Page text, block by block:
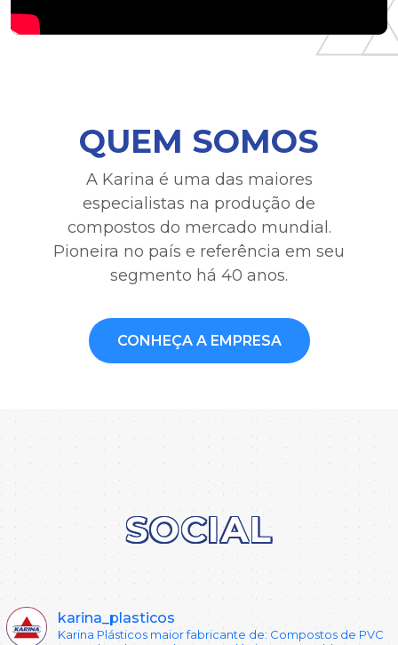
QUEM SOMOS
A Karina é uma das maiores
especialistas na produção de
compostos do mercado mundial.
Pioneira no país e referência em seu
segmento há 40 anos.
CONHEÇA A EMPRESA
SOCIAL
karina_plasticos
Karina Plásticos maior fabricante de: Compostos de PVC